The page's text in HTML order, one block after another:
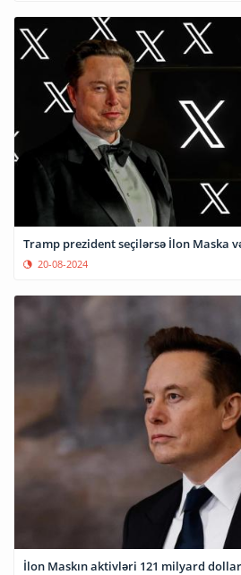
Tramp prezident seçilərsə İlon Maska
20-08-2024
İlon Maskın aktivləri 121 milyard